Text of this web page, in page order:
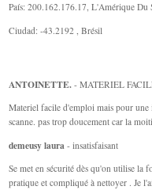
País: 200.162.176.17, L'Amérique Du
Ciudad: -43.2192 , Brésil
ANTOINETTE. - MATERIEL
Materiel facile d'emploi mais pour
scanne. pas trop doucement car la
demeusy laura - insatisfaisant
Se met en sécurité dès qu'on utilise la
pratique et compliqué à nettoyer . Je